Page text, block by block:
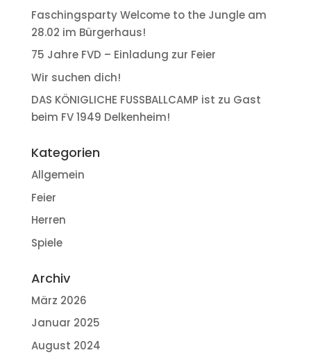
Faschingsparty Welcome to the Jungle am
28.02 im Bürgerhaus!
75 Jahre FVD – Einladung zur Feier
Wir suchen dich!
DAS KÖNIGLICHE FUSSBALLCAMP ist zu Gast
beim FV 1949 Delkenheim!
Kategorien
Allgemein
Feier
Herren
Spiele
Archiv
März 2026
Januar 2025
August 2024